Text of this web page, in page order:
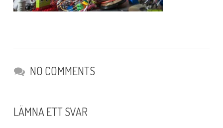
NO COMMENTS
LÄMNA ETT SVAR